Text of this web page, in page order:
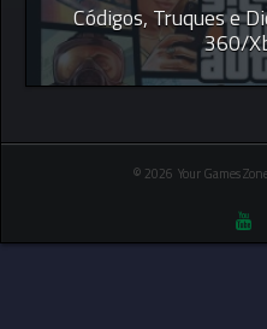
Códigos, Truques e
360/
© 2026 Your Games